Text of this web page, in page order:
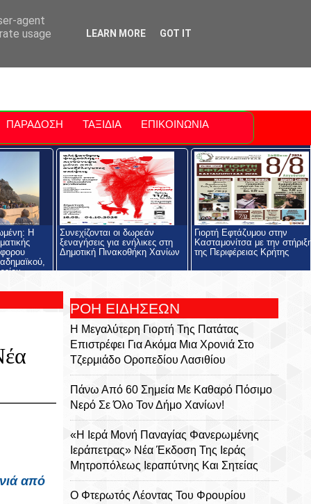
Polis
ΠΑΡΑΔΟΣΗ ΤΑΞΙΔΙΑ ΕΠΙΚΟΙΝΩΝΙΑ
Η
Συνεχίζονται οι δωρεάν
ξεναγήσεις για ενήλικες στη
Δημοτική Πινακοθήκη Χανίων
Γιορτή Εφτάζυμου στην
Κασταμονίτσα με την
της Περιφέρειας Κρήτης
από
ΡΟΗ ΕΙΔΗΣΕΩΝ
Η Μεγαλύτερη Γιορτή Της Πατάτας
Επιστρέφει Για Ακόμα Μια Χρονιά Στο
Τζερμιάδο Οροπεδίου Λασιθίου
Πάνω Από 60 Σημεία Με Καθαρό Πόσιμο
Νερό Σε Όλο Τον Δήμο Χανίων!
«Η Ιερά Μονή Παναγίας Φανερωμένης
Ιεράπετρας» Νέα Έκδοση Της Ιεράς
Μητροπόλεως Ιεραπύτνης Και Σητείας
Ο Φτερωτός Λέοντας Του Φρουρίου
agent
usage
LEARN MORE GOT IT